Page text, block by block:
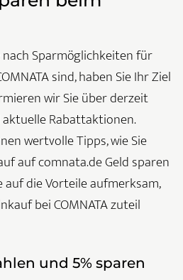
nach Sparmöglichkeiten für
sind, haben Sie Ihr Ziel
wir Sie über derzeit
Rabattaktionen.
wertvolle Tipps, wie Sie
auf comnata.de Geld sparen
auf die Vorteile aufmerksam,
bei COMNATA zuteil
und 5% sparen